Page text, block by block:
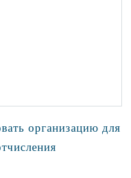
организацию для